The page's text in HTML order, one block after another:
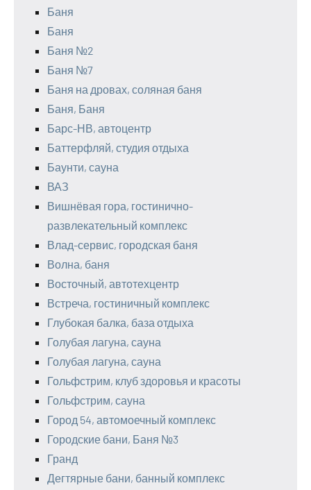
Баня
Баня
Баня №2
Баня №7
Баня на дровах, соляная баня
Баня, Баня
Барс-НВ, автоцентр
Баттерфляй, студия отдыха
Баунти, сауна
ВАЗ
Вишнёвая гора, гостинично-
развлекательный комплекс
Влад-сервис, городская баня
Волна, баня
Восточный, автотехцентр
Встреча, гостиничный комплекс
Глубокая балка, база отдыха
Голубая лагуна, сауна
Голубая лагуна, сауна
Гольфстрим, клуб здоровья и красоты
Гольфстрим, сауна
Город 54, автомоечный комплекс
Городские бани, Баня №3
Гранд
Дегтярные бани, банный комплекс